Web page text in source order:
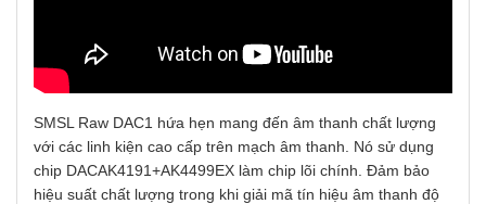
SMSL Raw DAC1 hứa hẹn mang đến âm thanh chất lượng
với các linh kiện cao cấp trên mạch âm thanh. Nó sử dụng
chip DACAK4191+AK4499EX làm chip lõi chính. Đảm bảo
hiệu suất chất lượng trong khi giải mã tín hiệu âm thanh độ